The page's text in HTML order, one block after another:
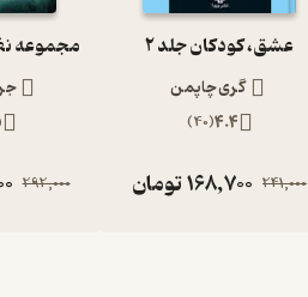
عشق، کودکان جلد 2
گری چاپمن
4.4
(
40
)
241,000
168,700تومان 292,000